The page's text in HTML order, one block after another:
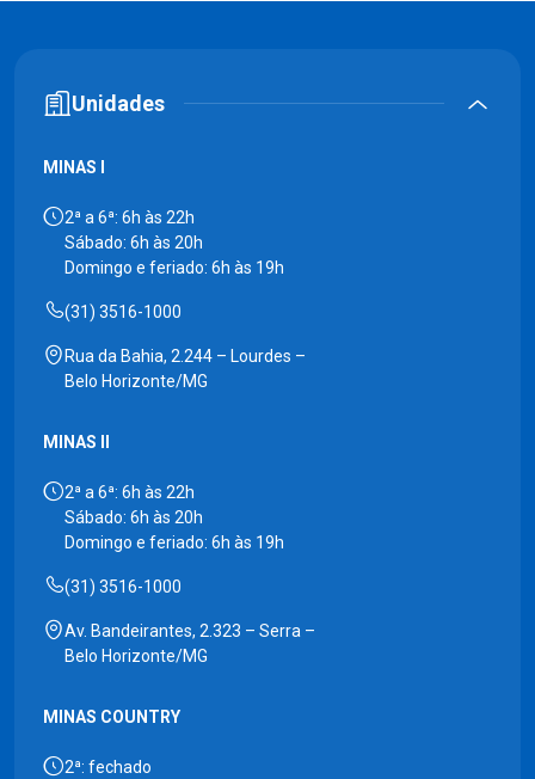
Unidades
MINAS I
2ª a 6ª: 6h às 22h
Sábado: 6h às 20h
Domingo e feriado: 6h às 19h
(31) 3516-1000
Rua da Bahia, 2.244 – Lourdes –
Belo Horizonte/MG
MINAS II
2ª a 6ª: 6h às 22h
Sábado: 6h às 20h
Domingo e feriado: 6h às 19h
(31) 3516-1000
Av. Bandeirantes, 2.323 – Serra –
Belo Horizonte/MG
MINAS COUNTRY
2ª: fechado